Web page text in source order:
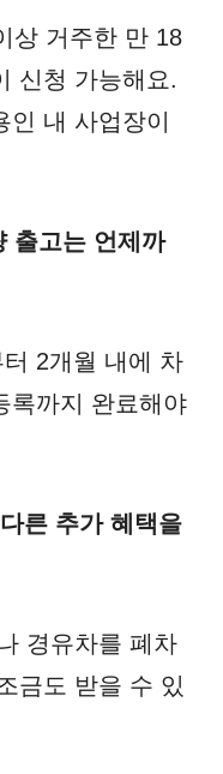
상 거주한 만 18
신청 가능해요.
인 내 사업장이
출고는 언제까
2개월 내에 차
록까지 완료해야
른 추가 혜택을
경유차를 폐차
금도 받을 수 있